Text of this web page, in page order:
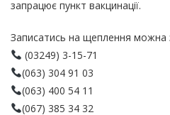
запрацює пункт вакцинації.
Записатись на щеплення можна
(03249) 3-15-71
(063) 304 91 03
(063) 400 54 11
(067) 385 34 32